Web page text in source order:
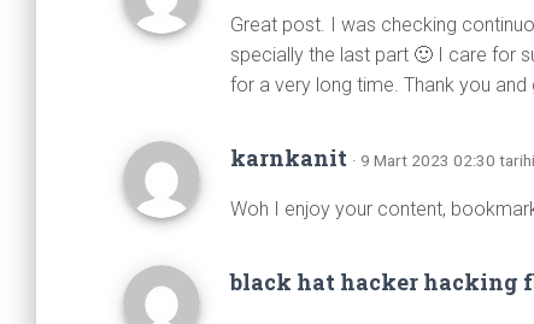
Great post. I was checking
specially the last part 🙂 I care for
for a very long time. Thank you and
karnkanit · 9 Mart 2023 02:30
Woh I enjoy your content,
black hat hacker hacking